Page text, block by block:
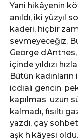
Yani hikâyenin
anıldı, iki yüzyıl
kaderi, hiçbir
sevmeyeceğiz.
George
içinde yıldızı
Bütün kadınların
iddialı gencin,
kapılması uzun
kalmadı, fısıltı
yazdı, çay
aşk hikâyesi